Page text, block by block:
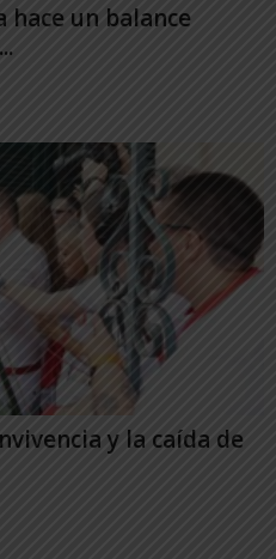
hace un balance
y la caída de